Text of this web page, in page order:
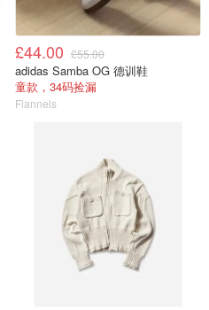
£44.00 £55.00
adidas Samba OG 德训鞋
童款，34码捡漏
Flannels